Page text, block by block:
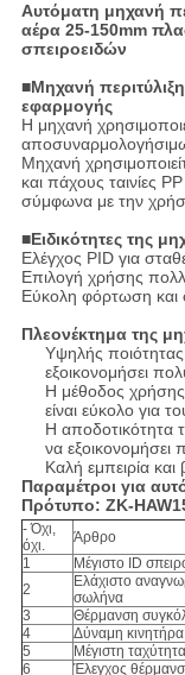
Αυτόματη μηχανή
αέρα 25-150mm
σπειροειδών
■Μηχανή
εφαρμογής
Η μηχανή
Μηχανή
και πάχους ταινίες
σύμφωνα με την
■Ειδικότητες της
Ελέγχος PID για
Επιλογή χρήσης
Εύκολη φόρτωση και
Πλεονέκτημα της
Υψηλής
εξοικονομήσει
Η μέθοδος χρήσης
είναι εύκολο για
Η αποδοτικότητα
να εξοικονομήσει
Καλή εμπειρία
Παραμέτροι για
Πρότυπο: ZK-
- Όχι,
όχι.
Άρθρο
1
Μέγιστο ID
2
Ελάχιστο
σωλήνα
3
Θέρμανση
4
Δύναμη κινητήρα
5
Μέγιστη
6
Έλεγχος